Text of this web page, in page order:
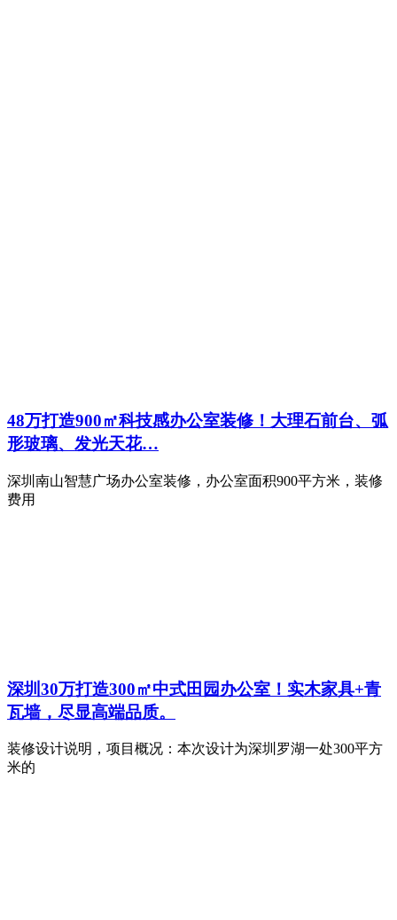
48万打造900㎡科技感办公室装修！大理石前台、弧
形玻璃、发光天花…
深圳南山智慧广场办公室装修，办公室面积900平方米，装修
费用
深圳30万打造300㎡中式田园办公室！实木家具+青
瓦墙，尽显高端品质。
装修设计说明，项目概况：本次设计为深圳罗湖一处300平方
米的